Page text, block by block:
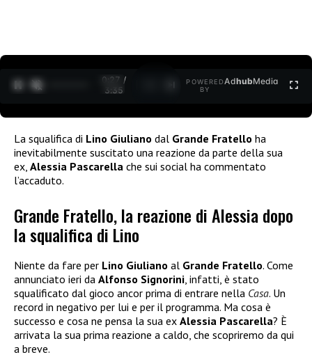
0:28 /
3:35
POWERED
BY
AdhubMedia
La squalifica di Lino Giuliano dal Grande Fratello ha
inevitabilmente suscitato una reazione da parte della sua
ex, Alessia Pascarella che sui social ha commentato
l’accaduto.
Grande Fratello, la reazione di Alessia dopo
la squalifica di Lino
Niente da fare per Lino Giuliano al Grande Fratello. Come
annunciato ieri da Alfonso Signorini, infatti, è stato
squalificato dal gioco ancor prima di entrare nella Casa. Un
record in negativo per lui e per il programma. Ma cosa è
successo e cosa ne pensa la sua ex Alessia Pascarella? È
arrivata la sua prima reazione a caldo, che scopriremo da qui
a breve.